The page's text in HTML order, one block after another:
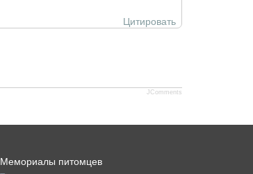
Цитировать
JComments
Мемориалы питомцев